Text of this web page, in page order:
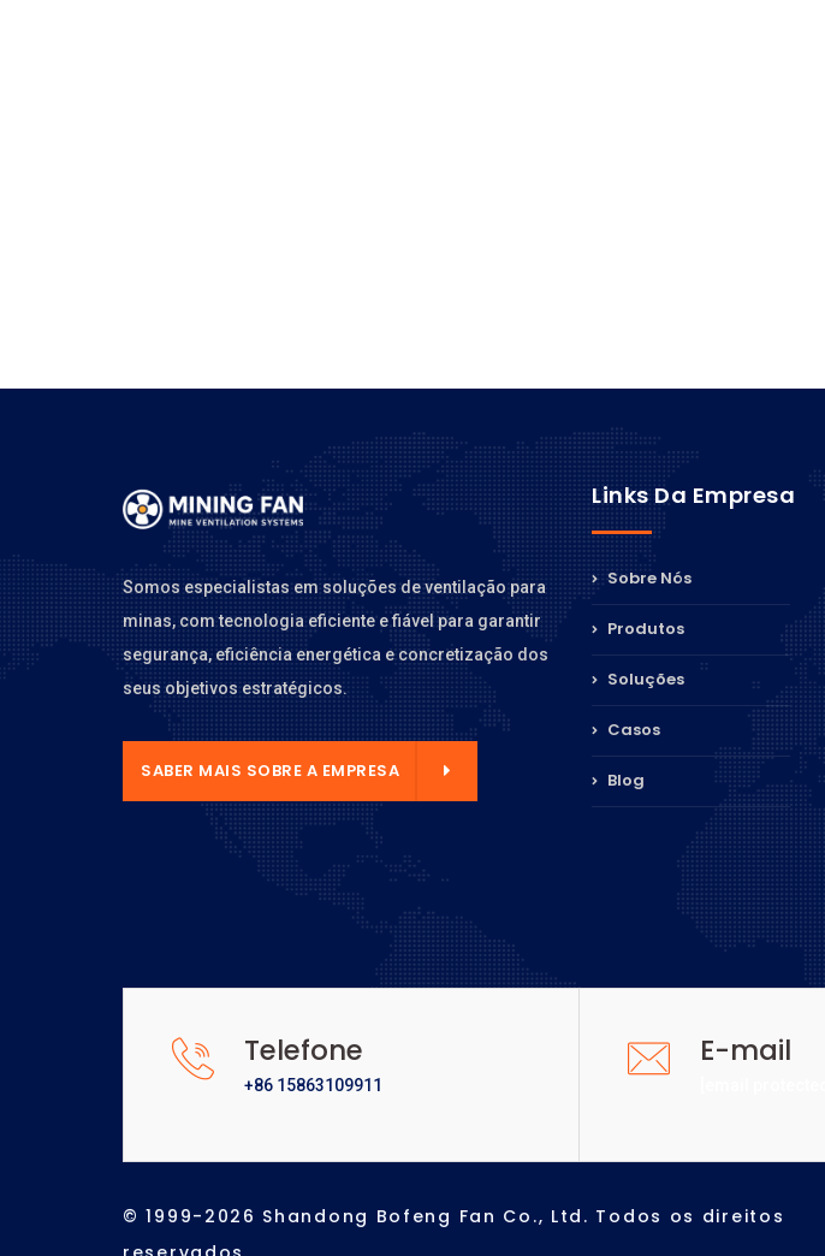
Somos especialistas em soluções de ventilação para
minas, com tecnologia eficiente e fiável para garantir
segurança, eficiência energética e concretização dos
seus objetivos estratégicos.
SABER MAIS SOBRE A EMPRESA
Links Da Empresa
Sobre Nós
Produtos
Soluções
Casos
Blog
Telefone
+86 15863109911
E-mail
© 1999-2026 Shandong Bofeng Fan Co., Ltd. Todos os direitos